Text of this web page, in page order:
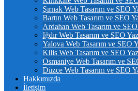
Şırnak Web Tasarım ve SEO
Bartın Web Tasarım ve SEO
Ardahan Web Tasarım ve SEO
Iğdır Web Tasarım ve SEO
Yalova Web Tasarım ve SEO
Kilis Web Tasarım ve SEO
Osmaniye Web Tasarım ve
Düzce Web Tasarım ve SEO
Hakkımızda
İletişim